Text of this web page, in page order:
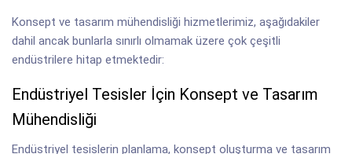
Konsept ve tasarım mühendisliği hizmetlerimiz, aşağıdakiler
dahil ancak bunlarla sınırlı olmamak üzere çok çeşitli
endüstrilere hitap etmektedir:
Endüstriyel Tesisler İçin Konsept ve Tasarım
Mühendisliği
Endüstriyel tesislerin planlama, konsept oluşturma ve tasarım